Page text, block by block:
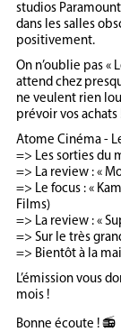
studios
dans les salles
positivement.
On n’oublie pas «
attend chez
ne veulent rien
prévoir vos achats
Atome Cinéma -
=> Les sorties du
=> La review : «
=> Le focus : «
Films)
=> La review : «
=> Sur le très
=> Bientôt à la
L’émission vous
mois !
Bonne écoute ! 📻